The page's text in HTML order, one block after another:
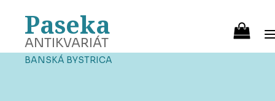
Paseka
ANTIKVARIÁT
BANSKÁ BYSTRICA